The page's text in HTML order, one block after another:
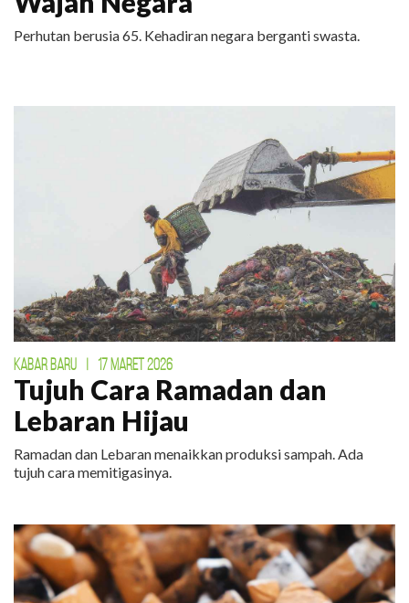
Perhutan berusia 65. Kehadiran negara berganti swasta.
KABAR BARU | 17 MARET 2026
Tujuh Cara Ramadan dan
Lebaran Hijau
Ramadan dan Lebaran menaikkan produksi sampah. Ada
tujuh cara memitigasinya.